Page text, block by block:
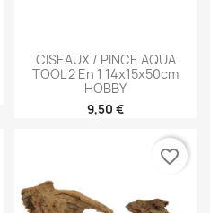
CISEAUX / PINCE AQUA
TOOL 2 En 1 14x15x50cm
HOBBY
9,50 €
favorite_border